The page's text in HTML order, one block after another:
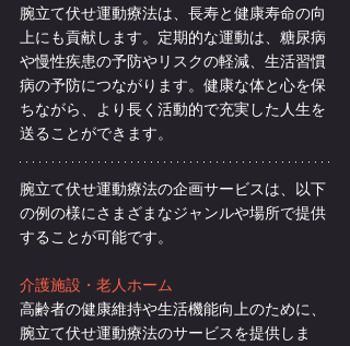
腕立て伏せ運動療法は、長寿と健康寿命の向
上にも貢献します。定期的な運動は、糖尿病
や慢性疾患の予防やリスクの軽減、生活習慣
病の予防につながります。健康な体と心を保
ちながら、より長く活動的で充実した人生を
送ることができます。
腕立て伏せ運動療法の企画サービスは、以下
の例の様にさまざまなジャンルや場所で提供
することが可能です。
介護施設・老人ホーム
高齢者の健康維持や生活機能向上のために、
腕立て伏せ運動療法のサービスを提供しま